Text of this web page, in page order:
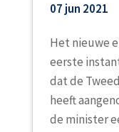
07 jun 2021
Het nieuwe
eerste
dat de
heeft
de minister